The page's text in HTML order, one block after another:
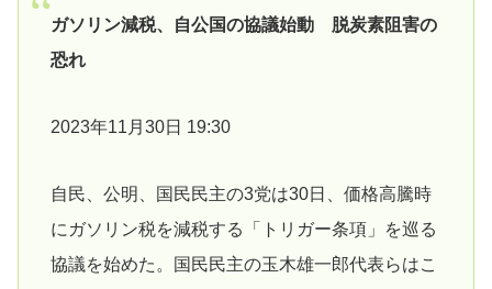
ガソリン減税、自公国の協議始動 脱炭素阻害の
恐れ
2023年11月30日 19:30
自民、公明、国民民主の3党は30日、価格高騰時
にガソリン税を減税する「トリガー条項」を巡る
協議を始めた。国民民主の玉木雄一郎代表らはこ